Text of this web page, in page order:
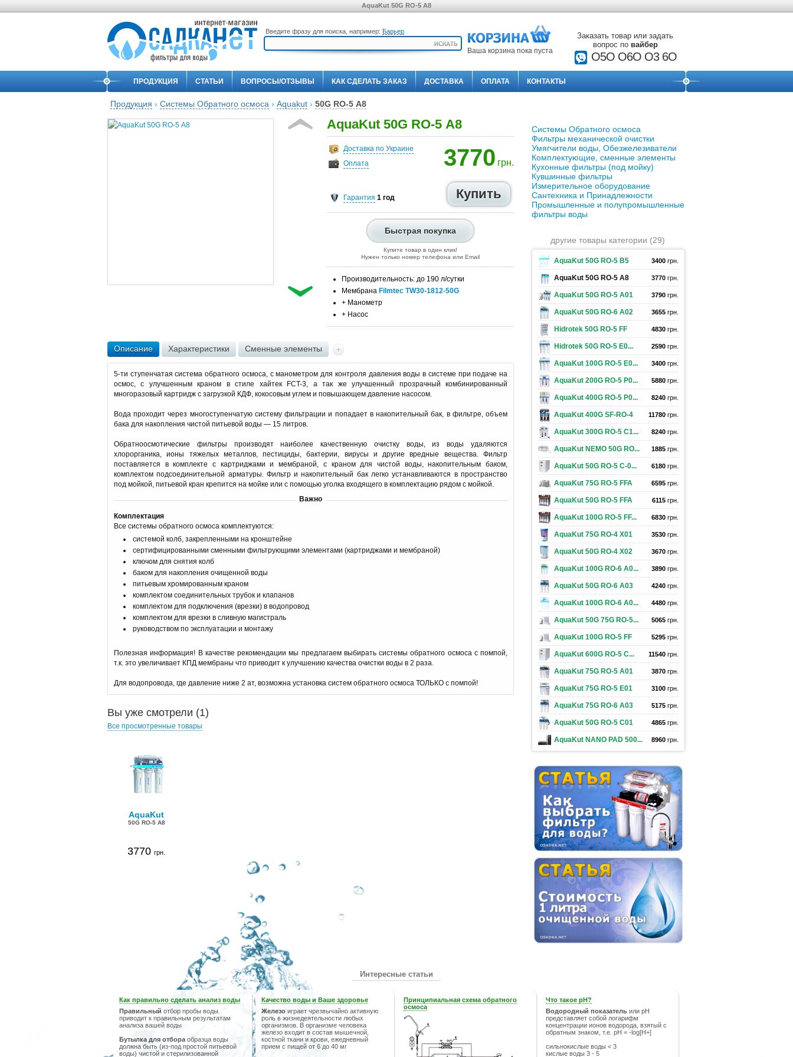
AquaKut 50G RO-5 A8
Введите фразу для поиска, например: Барьер
Ваша корзина пока пуста
Заказать товар или задать
вопрос по вайбер
О5О O6O O3 6O
ПРОДУКЦИЯ СТАТЬИ ВОПРОСЫ/ОТЗЫВЫ КАК СДЕЛАТЬ ЗАКАЗ ДОСТАВКА ОПЛАТА КОНТАКТЫ
Продукция › Системы Обратного осмоса › Aquakut › 50G RO-5 А8
AquaKut 50G RO-5 А8
Доставка по Украине
Оплата
Гарантия 1 год
3770 грн.
Быстрая покупка
Купите товар в один клик!
Нужен только номер телефона или Email
Производительность: до 190 л/сутки
Мембрана Filmtec TW30-1812-50G
+ Манометр
+ Насос
Описание Характеристики Сменные элементы
5-ти ступенчатая система обратного осмоса, с манометром для контроля давления воды в системе при подаче на
осмос, с улучшенным краном в стиле хайтек FCT-3, а так же улучшенный прозрачный комбинированный
многоразовый картридж с загрузкой КДФ, кокосовым углем и повышающем давление насосом.
Вода проходит через многоступенчатую систему фильтрации и попадает в накопительный бак, в фильтре, объем
бака для накопления чистой питьевой воды — 15 литров.
Обратноосмотические фильтры производят наиболее качественную очистку воды, из воды удаляются
хлорорганика, ионы тяжелых металлов, пестициды, бактерии, вирусы и другие вредные вещества. Фильтр
поставляется в комплекте с картриджами и мембраной, с краном для чистой воды, накопительным баком,
комплектом подсоединительной арматуры. Фильтр и накопительный бак легко устанавливаются в пространство
под мойкой, питьевой кран крепится на мойке или с помощью уголка входящего в комплектацию рядом с мойкой.
Важно
Комплектация
Все системы обратного осмоса комплектуются:
системой колб, закрепленными на кронштейне
сертифицированными сменными фильтрующими элементами (картриджами и мембраной)
ключом для снятия колб
баком для накопления очищенной воды
питьевым хромированным краном
комплектом соединительных трубок и клапанов
комплектом для подключения (врезки) в водопровод
комплектом для врезки в сливную магистраль
руководством по эксплуатации и монтажу
Полезная информация! В качестве рекомендации мы предлагаем выбирать системы обратного осмоса с помпой,
т.к. это увеличивает КПД мембраны что приводит к улучшению качества очистки воды в 2 раза.
Для водопровода, где давление ниже 2 ат, возможна установка систем обратного осмоса ТОЛЬКО с помпой!
Вы уже смотрели (1)
Все просмотренные товары
AquaKut
50G RO-5 А8
3770 грн.
Системы Обратного осмоса
Фильтры механической очистки
Умягчители воды, Обезжелезиватели
Комплектующие, сменные элементы
Кухонные фильтры (под мойку)
Кувшинные фильтры
Измерительное оборудование
Сантехника и Принадлежности
Промышленные и полупромышленные
фильтры воды
другие товары категории (29)
AquaKut 50G RO-5 B5 3400 грн.
AquaKut 50G RO-5 А8 3770 грн.
AquaKut 50G RO-5 A01 3790 грн.
AquaKut 50G RO-6 A02 3655 грн.
Hidrotek 50G RO-5 FF 4830 грн.
Hidrotek 50G RO-5 E0... 2590 грн.
AquaKut 100G RO-5 E0... 3400 грн.
AquaKut 200G RO-5 P0... 5880 грн.
AquaKut 400G RO-5 P0... 8240 грн.
AquaKut 400G SF-RO-4 11780 грн.
AquaKut 300G RO-5 C1... 8240 грн.
AquaKut NEMO 50G RO... 1885 грн.
AquaKut 50G RO-5 С-0... 6180 грн.
AquaKut 75G RO-5 FFA 6595 грн.
AquaKut 50G RO-5 FFA 6115 грн.
AquaKut 100G RO-5 FF... 6830 грн.
AquaKut 75G RO-4 X01 3530 грн.
AquaKut 50G RO-4 X02 3670 грн.
AquaKut 100G RO-6 A0... 3890 грн.
AquaKut 50G RO-6 A03 4240 грн.
AquaKut 100G RO-6 A0... 4480 грн.
AquaKut 50G 75G RO-5... 5065 грн.
AquaKut 100G RO-5 FF 5295 грн.
AquaKut 600G RO-5 С... 11540 грн.
AquaKut 75G RO-5 A01 3870 грн.
AquaKut 75G RO-5 E01 3100 грн.
AquaKut 75G RO-6 A03 5175 грн.
AquaKut 50G RO-5 C01 4865 грн.
AquaKut NANO PAD 500... 8960 грн.
Интересные статьи
Как правильно сделать анализ воды
Правильный отбор пробы воды
приводит к правильным результатам
анализа вашей воды
Бутылка для отбора образца воды
должна быть (из-под простой питьевой
воды) чистой и стерилизованной
Качество воды и Ваше здоровье
Железо играет чрезвычайно активную
роль в жизнедеятельности любых
организмов. В организме человека
железо входит в состав мышечной,
костной ткани и крови, ежедневный
прием с пищей от 6 до 40 мг
Принципиальная схема обратного
осмоса
Что такое рН?
Водородный показатель или рН
представляет собой логарифм
концентрации ионов водорода, взятый с
обратным знаком, т.е. pH = -log[H+]
сильнокислые воды < 3
кислые воды 3 - 5